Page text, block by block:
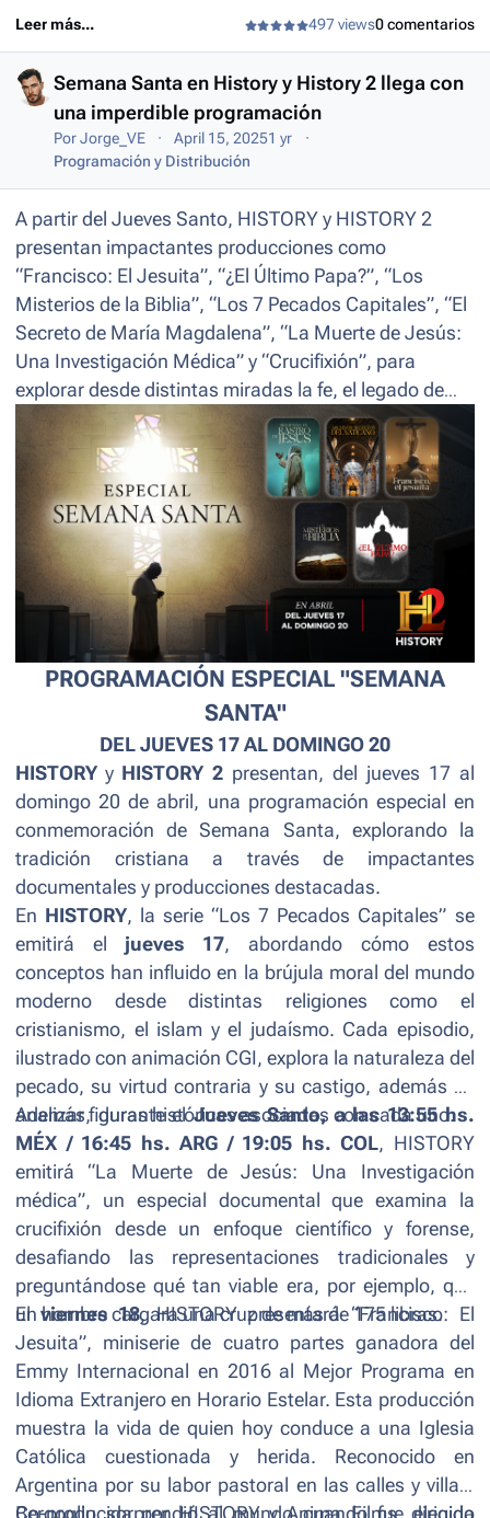
Leer más... 497 views0 comentarios
Semana Santa en History y History 2 llega con
una imperdible programación
PorJorge_VE April 15, 20251 yr
Programación y Distribución
A partir del Jueves Santo, HISTORY y HISTORY 2
presentan impactantes producciones como
“Francisco: El Jesuita”, “¿El Último Papa?”, “Los
Misterios de la Biblia”, “Los 7 Pecados Capitales”, “El
Secreto de María Magdalena”, “La Muerte de Jesús:
Una Investigación Médica” y “Crucifixión”, para
explorar desde distintas miradas la fe, el legado de
Jesús y los grandes misterios del cristianismo.
PROGRAMACIÓN ESPECIAL "SEMANA
SANTA"
DEL JUEVES 17 AL DOMINGO 20
HISTORY y HISTORY 2 presentan, del jueves 17 al
domingo 20 de abril, una programación especial en
conmemoración de Semana Santa, explorando la
tradición cristiana a través de impactantes
documentales y producciones destacadas.
En HISTORY, la serie “Los 7 Pecados Capitales” se
emitirá el jueves 17, abordando cómo estos
conceptos han influido en la brújula moral del mundo
moderno desde distintas religiones como el
cristianismo, el islam y el judaísmo. Cada episodio,
ilustrado con animación CGI, explora la naturaleza del
pecado, su virtud contraria y su castigo, además de
analizar figuras históricas asociadas con cada uno.
Además, durante elJueves Santo, a las 13:55 hs.
MÉX / 16:45 hs. ARG / 19:05 hs. COL, HISTORY
emitirá “La Muerte de Jesús: Una Investigación
médica”, un especial documental que examina la
crucifixión desde un enfoque científico y forense,
desafiando las representaciones tradicionales y
preguntándose qué tan viable era, por ejemplo, que
un hombre cargara una cruz de más de 175 libras.
El viernes 18, HISTORY presentará “Francisco: El
Jesuita”, miniserie de cuatro partes ganadora del
Emmy Internacional en 2016 al Mejor Programa en
Idioma Extranjero en Horario Estelar. Esta producción
muestra la vida de quien hoy conduce a una Iglesia
Católica cuestionada y herida. Reconocido en
Argentina por su labor pastoral en las calles y villas,